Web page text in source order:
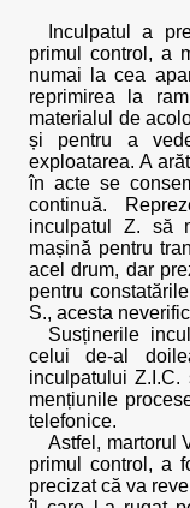
Inculpatul a
primul control, a
numai la cea
reprimirea la
materialul de
și pentru a
exploatarea. A
în acte se
continuă.
inculpatul Z. să
mașină pentru
acel drum, dar
pentru
S., acesta
Susținerile
celui de-al
inculpatului
mențiunile
telefonice.
Astfel, martorul
primul control, a
precizat că va